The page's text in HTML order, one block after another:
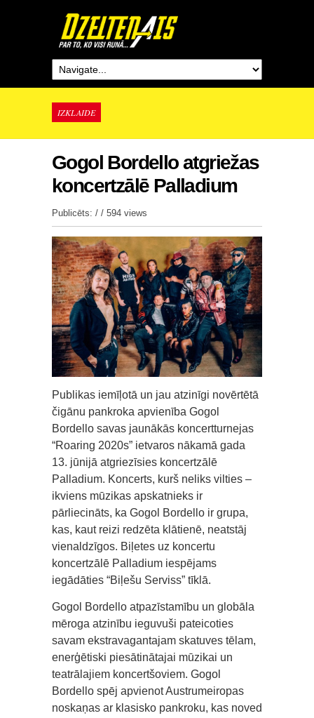
IZKLAIDE
Gogol Bordello atgriežas
koncertzālē Palladium
Publicēts: / / 594 views
Publikas iemīļotā un jau atzinīgi novērtētā
čigānu pankroka apvienība Gogol
Bordello savas jaunākās koncertturnejas
“Roaring 2020s” ietvaros nākamā gada
13. jūnijā atgriezīsies koncertzālē
Palladium. Koncerts, kurš neliks vilties –
ikviens mūzikas apskatnieks ir
pārliecināts, ka Gogol Bordello ir grupa,
kas, kaut reizi redzēta klātienē, neatstāj
vienaldzīgos. Biļetes uz koncertu
koncertzālē Palladium iespējams
iegādāties “Biļešu Serviss” tīklā.
Gogol Bordello atpazīstamību un globāla
mēroga atzinību ieguvuši pateicoties
savam ekstravagantajam skatuves tēlam,
enerģētiski piesātinātajai mūzikai un
teatrālajiem koncertšoviem. Gogol
Bordello spēj apvienot Austrumeiropas
noskaņas ar klasisko pankroku, kas noved